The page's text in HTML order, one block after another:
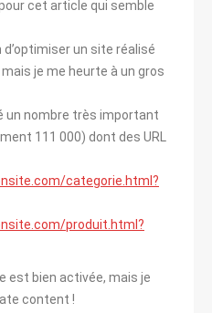
cet article qui semble
un site réalisé
je me heurte à un gros
un nombre très important
111 000) dont des URL
categorie.html?
produit.html?
est bien activée, mais je
content !